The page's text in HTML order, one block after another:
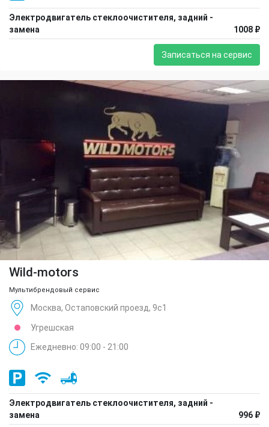
Электродвигатель стеклоочистителя, задний -
замена
1008 ₽
Записаться на сервис
Wild-motors
Мультибрендовый сервис
Москва, Остаповский проезд, 9с1
Угрешская
Ежедневно: 09:00 - 21:00
Электродвигатель стеклоочистителя, задний -
замена
996 ₽